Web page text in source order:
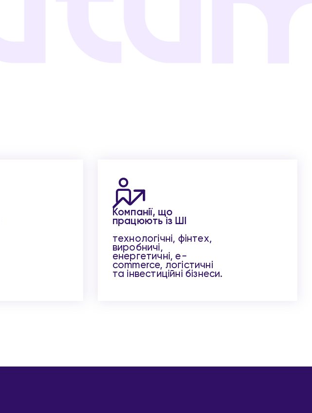
Компанії, що
працюють із ШІ
технологічні, фінтех,
виробничі,
енергетичні, e-
commerce, логістичні
та інвестиційні бізнеси.